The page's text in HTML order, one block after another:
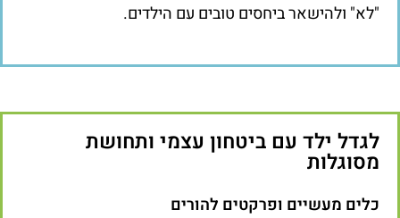
"לא" ולהישאר ביחסים טובים עם הילדים.
לגדל ילד עם ביטחון עצמי ותחושת
מסוגלות
כלים מעשיים ופרקטים להורים